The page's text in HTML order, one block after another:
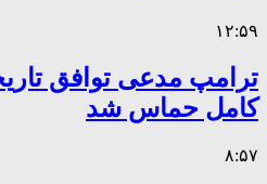
۱۲:۵۹
ترامپ مدعی توافق
کامل حماس شد
۸:۵۷